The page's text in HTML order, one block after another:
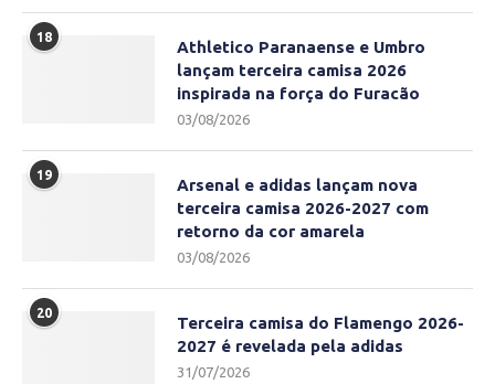
18
Athletico Paranaense e Umbro
lançam terceira camisa 2026
inspirada na força do Furacão
03/08/2026
19
Arsenal e adidas lançam nova
terceira camisa 2026-2027 com
retorno da cor amarela
03/08/2026
20
Terceira camisa do Flamengo 2026-
2027 é revelada pela adidas
31/07/2026